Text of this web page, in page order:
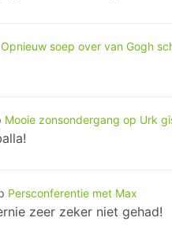
Opnieuw soep over van Gogh
Mooie zonsondergang op Urk
Persconferentie met Max
zeer zeker niet gehad!